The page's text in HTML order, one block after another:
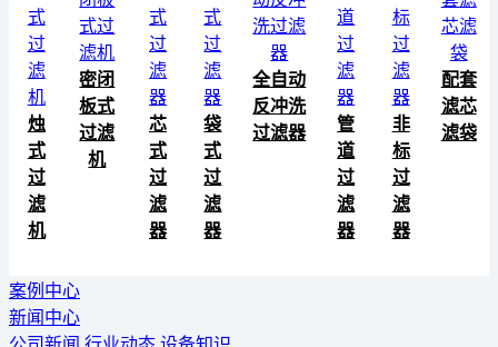
烛
式
过
滤
机
密闭
板式
过滤
机
芯
式
过
滤
器
袋
式
过
滤
器
全自动
反冲洗
过滤器
管
道
过
滤
器
非
标
过
滤
器
配套
滤芯
滤袋
案例中心
新闻中心